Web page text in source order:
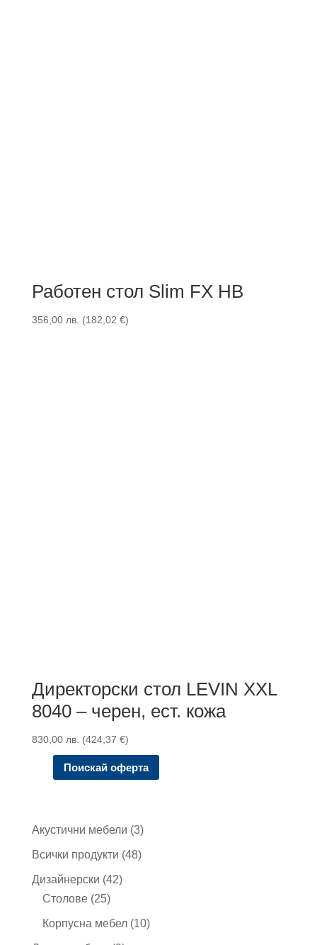
Работен стол Slim FX HB
356,00 лв. (182,02 €)
Директорски стол LEVIN XXL
8040 – черен, ест. кожа
830,00 лв. (424,37 €)
Поискай оферта
Акустични мебели 33
продукта
Всички продукти 4848
Дизайнерски 4242
Столове 2525
продукта
Корпусна мебел 1010